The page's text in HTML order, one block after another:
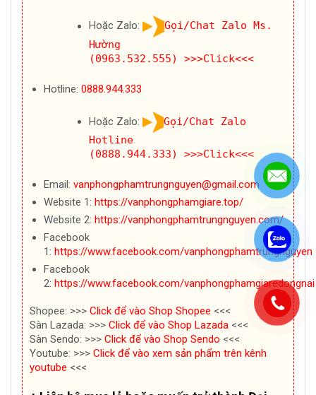
Hoặc Zalo:
Gọi/Chat Zalo Ms.
Hường
(0963.532.555)
>>>Click<<<
Hotline: 0888.944.333
Hoặc Zalo:
Gọi/Chat Zalo
Hotline
(0888.944.333)
>>>Click<<<
Email: vanphongphamtrungnguyen@gmail.com
Website 1: https://vanphongphamgiare.top/
Website 2: https://vanphongphamtrungnguyen.com/
Facebook
1: https://www.facebook.com/vanphongphamtrungnguyen
Facebook
2: https://www.facebook.com/vanphongphamgiaredongnai
Shopee: >>> Click để vào Shop Shopee <<<
Sàn Lazada: >>> Click để vào Shop Lazada <<<
Sàn Sendo: >>> Click để vào Shop Sendo <<<
Youtube: >>> Click để vào xem sản phẩm trên kênh
youtube <<<
.
.